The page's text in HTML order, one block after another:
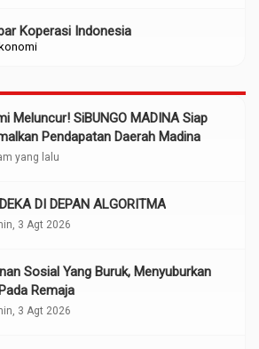
Koperasi Indonesia
Meluncur! SiBUNGO MADINA Siap
Pendapatan Daerah Madina
yang lalu
DI DEPAN ALGORITMA
3 Agt 2026
Sosial Yang Buruk, Menyuburkan
Remaja
3 Agt 2026